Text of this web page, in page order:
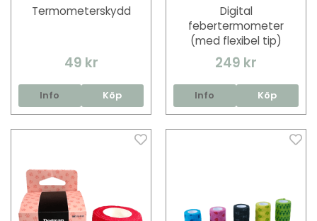
Termometerskydd
49 kr
Info Köp
Digital
febertermometer
(med flexibel tip)
249 kr
Info Köp